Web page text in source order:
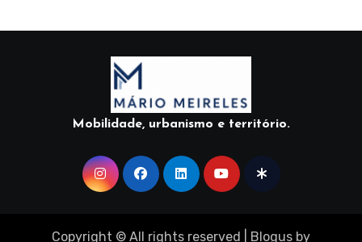
Mobilidade, urbanismo e território.
Copyright © All rights reserved Blogus by